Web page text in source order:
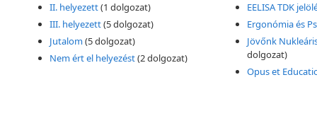
II. helyezett(1 dolgozat)
III. helyezett(5 dolgozat)
Jutalom(5 dolgozat)
Nem ért el helyezést(2 dolgozat)
EELISA TDK
Ergonómia és
Jövőnk
dolgozat)
Opus et